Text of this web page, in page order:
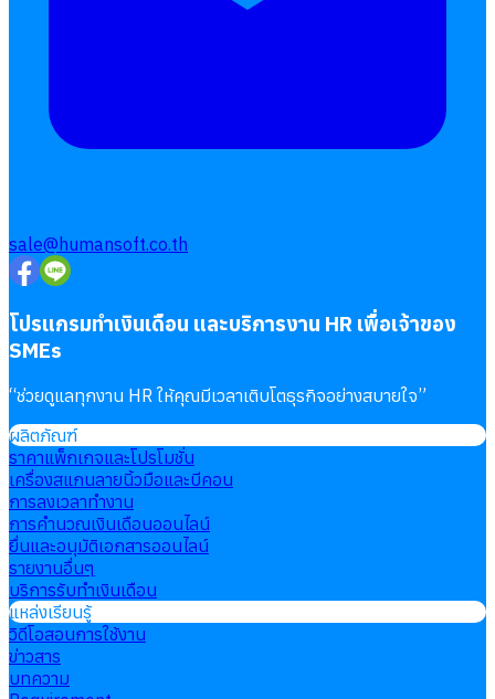
sale@humansoft.co.th
โปรแกรมทำเงินเดือน และบริการงาน HR เพื่อเจ้าของ
SMEs
“ช่วยดูแลทุกงาน HR ให้คุณมีเวลาเติบโตธุรกิจอย่างสบายใจ”
ผลิตภัณฑ์
ราคาแพ็กเกจและโปรโมชั่น
เครื่องสแกนลายนิ้วมือและบีคอน
การลงเวลาทำงาน
การคำนวณเงินเดือนออนไลน์
ยื่นและอนุมัติเอกสารออนไลน์
รายงานอื่นๆ
บริการรับทำเงินเดือน
แหล่งเรียนรู้
วิดีโอสอนการใช้งาน
ข่าวสาร
บทความ